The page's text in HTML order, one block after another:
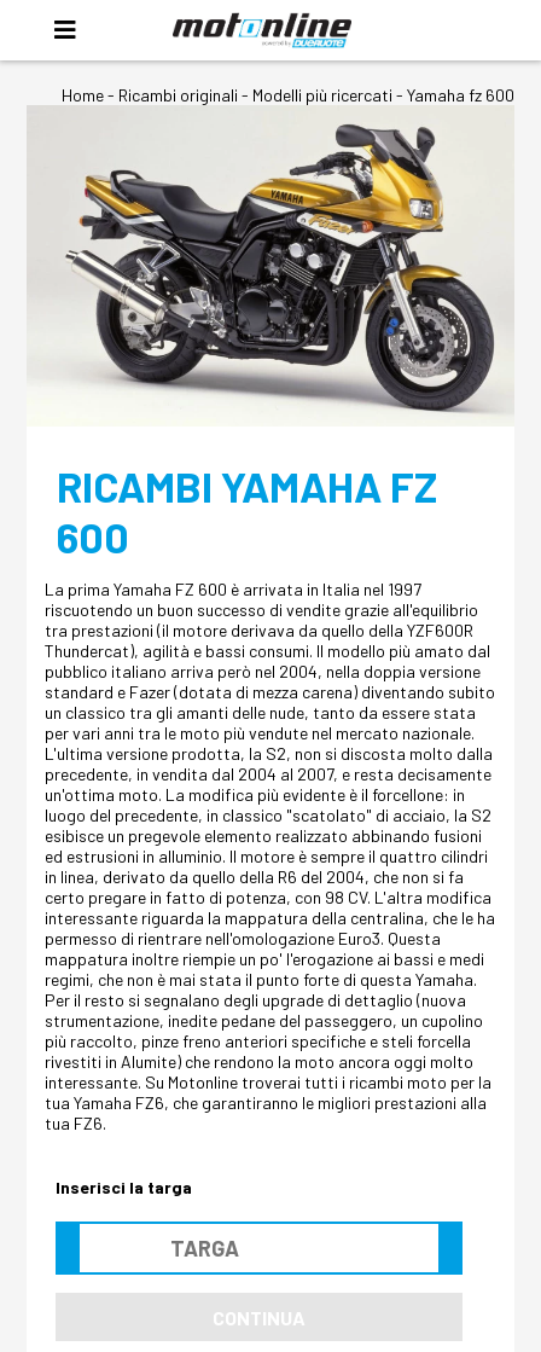
Home- Ricambi originali - Modelli più ricercati - Yamaha fz 600
RICAMBI YAMAHA FZ
600
La prima Yamaha FZ 600 è arrivata in Italia nel 1997
riscuotendo un buon successo di vendite grazie all'equilibrio
tra prestazioni (il motore derivava da quello della YZF600R
Thundercat), agilità e bassi consumi. Il modello più amato dal
pubblico italiano arriva però nel 2004, nella doppia versione
standard e Fazer (dotata di mezza carena) diventando subito
un classico tra gli amanti delle nude, tanto da essere stata
per vari anni tra le moto più vendute nel mercato nazionale.
L'ultima versione prodotta, la S2, non si discosta molto dalla
precedente, in vendita dal 2004 al 2007, e resta decisamente
un'ottima moto. La modifica più evidente è il forcellone: in
luogo del precedente, in classico "scatolato" di acciaio, la S2
esibisce un pregevole elemento realizzato abbinando fusioni
ed estrusioni in alluminio. Il motore è sempre il quattro cilindri
in linea, derivato da quello della R6 del 2004, che non si fa
certo pregare in fatto di potenza, con 98 CV. L'altra modifica
interessante riguarda la mappatura della centralina, che le ha
permesso di rientrare nell'omologazione Euro3. Questa
mappatura inoltre riempie un po' l'erogazione ai bassi e medi
regimi, che non è mai stata il punto forte di questa Yamaha.
Per il resto si segnalano degli upgrade di dettaglio (nuova
strumentazione, inedite pedane del passeggero, un cupolino
più raccolto, pinze freno anteriori specifiche e steli forcella
rivestiti in Alumite) che rendono la moto ancora oggi molto
interessante. Su Motonline troverai tutti i ricambi moto per la
tua Yamaha FZ6, che garantiranno le migliori prestazioni alla
tua FZ6.
Inserisci la targa
CONTINUA